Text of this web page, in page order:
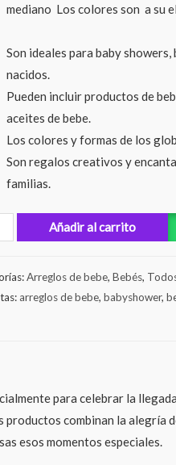
mediano Los colores son a su
Son ideales para baby
nacidos.
Pueden incluir productos de
aceites de bebe.
Los colores y formas de los
Son regalos creativos y
familias.
Añadir al carrito
Arreglos de bebe, Bebés,
arreglos de bebe, babyshower,
para celebrar la
combinan la alegría
esos momentos especiales.